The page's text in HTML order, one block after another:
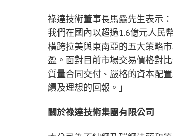
祿達技術董事長馬驫先生表示
我們在國內以超過1.6億元人民
橫跨拉美與東南亞的五大策略
盈。面對目前市場交易價格對
質量合同交付、嚴格的資本配
續及理想的回報。」
關於祿達技術集團有限公司